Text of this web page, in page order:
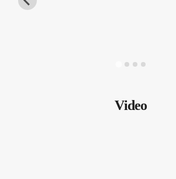
Video